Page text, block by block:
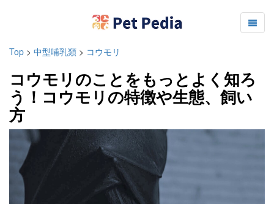
Top > 中型哺乳類 > コウモリ
コウモリのことをもっとよく知ろ
う！コウモリの特徴や生態、飼い
方